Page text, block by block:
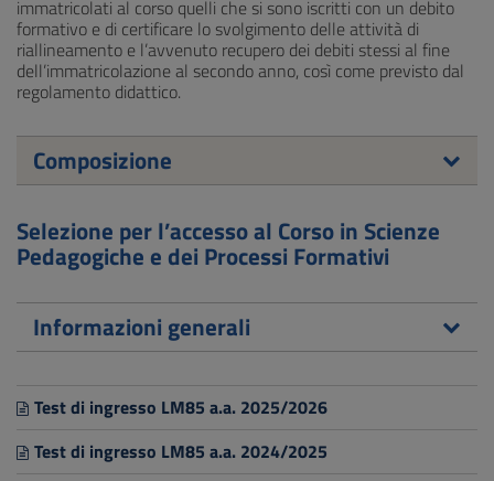
immatricolati al corso quelli che si sono iscritti con un debito
formativo e di certificare lo svolgimento delle attività di
riallineamento e l’avvenuto recupero dei debiti stessi al fine
dell’immatricolazione al secondo anno, così come previsto dal
regolamento didattico.
Composizione
Selezione per l’accesso al Corso in Scienze
Pedagogiche e dei Processi Formativi
Informazioni generali
Test di ingresso LM85 a.a. 2025/2026
Test di ingresso LM85 a.a. 2024/2025